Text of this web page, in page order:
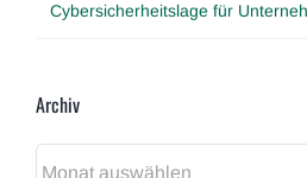
Cybersicherheitslage für
Archiv